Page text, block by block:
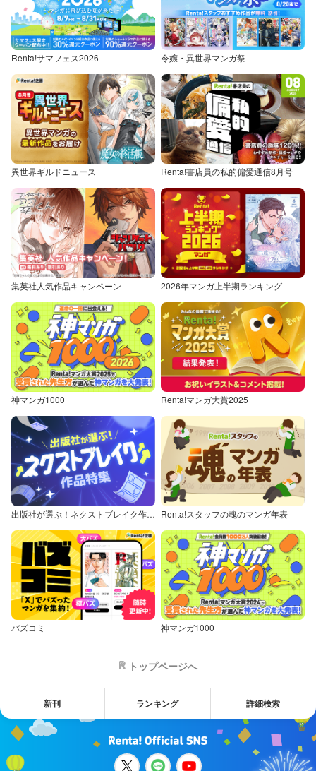
Renta!サマフェス2026 令嬢・異世界マンガ祭
異世界ギルドニュース Renta!書店員の私的偏愛通信8月号
集英社人気作品キャンペーン 2026年マンガ上半期ランキング
神マンガ1000 Renta!マンガ大賞2025
出版社が選ぶ！ネクストブレイク作品特集 Renta!スタッフの魂のマンガ年表
バズコミ 神マンガ1000
トップページへ
新刊 ランキング 詳細検索